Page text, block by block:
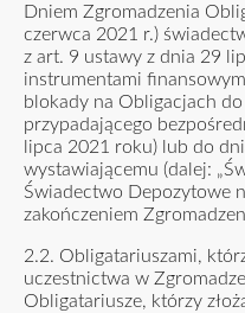
Dniem Zgromadzenia
czerwca 2021 r.)
z art. 9 ustawy z dnia 29
instrumentami
blokady na Obligacjach
przypadającego
lipca 2021 roku) lub do
wystawiającemu (dalej:
Świadectwo Depozytowe
zakończeniem
2.2. Obligatariuszami,
uczestnictwa w
Obligatariusze, którzy